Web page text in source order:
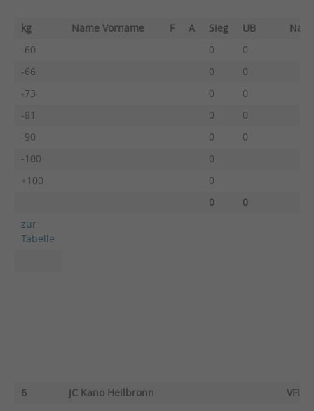
kg Name Vorname F A Sieg UB
-60
0
0
-66
0
0
-73
0
0
-81
0
0
-90
0
0
-100
0
+100
0
0
0
zur
Tabelle
6 JC Kano Heilbronn VFL